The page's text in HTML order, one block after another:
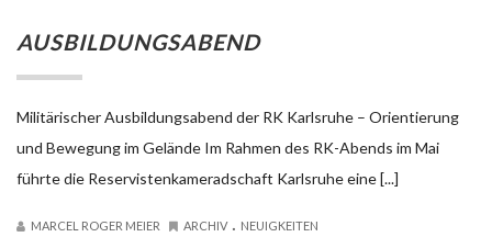
AUSBILDUNGSABEND
Militärischer Ausbildungsabend der RK Karlsruhe – Orientierung
und Bewegung im Gelände Im Rahmen des RK-Abends im Mai
führte die Reservistenkameradschaft Karlsruhe eine [...]
MARCEL ROGER MEIER ARCHIV . NEUIGKEITEN